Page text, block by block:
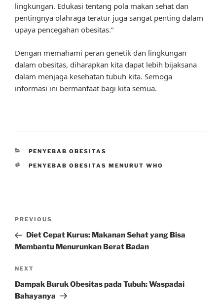
lingkungan. Edukasi tentang pola makan sehat dan
pentingnya olahraga teratur juga sangat penting dalam
upaya pencegahan obesitas.”
Dengan memahami peran genetik dan lingkungan
dalam obesitas, diharapkan kita dapat lebih bijaksana
dalam menjaga kesehatan tubuh kita. Semoga
informasi ini bermanfaat bagi kita semua.
CATEGORIES
PENYEBAB OBESITAS
TAGS
PENYEBAB OBESITAS MENURUT WHO
Previous
Post
PREVIOUS
Diet Cepat Kurus: Makanan Sehat yang Bisa
Membantu Menurunkan Berat Badan
Next
Post
NEXT
Dampak Buruk Obesitas pada Tubuh: Waspadai
Bahayanya